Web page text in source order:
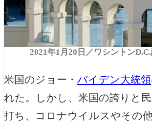
2021年1月20日／ワシントン
米国のジョー・ バイデン大統領
れた。しかし、米国の誇りと
打ち、コロナウイルスやその